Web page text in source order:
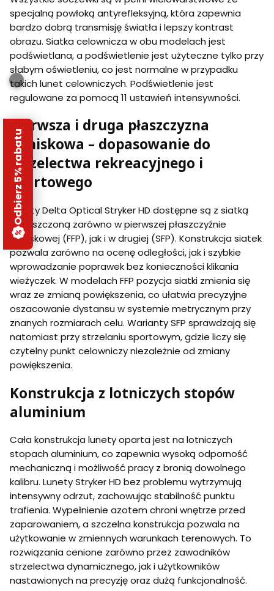
specjalną powłoką antyrefleksyjną, która zapewnia
bardzo dobrą transmisję światła i lepszy kontrast
obrazu. Siatka celownicza w obu modelach jest
podświetlana, a podświetlenie jest użyteczne tylko przy
słabym oświetleniu, co jest normalne w przypadku
takich lunet celowniczych. Podświetlenie jest
regulowane za pomocą 11 ustawień intensywności.
Pierwsza i druga płaszczyzna
ogniskowa – dopasowanie do
strzelectwa rekreacyjnego i
sportowego
Lunety Delta Optical Stryker HD dostępne są z siatką
umieszczoną zarówno w pierwszej płaszczyźnie
ogniskowej (FFP), jak i w drugiej (SFP). Konstrukcja siatek
pozwala zarówno na ocenę odległości, jak i szybkie
wprowadzanie poprawek bez konieczności klikania
wieżyczek. W modelach FFP pozycja siatki zmienia się
wraz ze zmianą powiększenia, co ułatwia precyzyjne
oszacowanie dystansu w systemie metrycznym przy
znanych rozmiarach celu. Warianty SFP sprawdzają się
natomiast przy strzelaniu sportowym, gdzie liczy się
czytelny punkt celowniczy niezależnie od zmiany
powiększenia.
Konstrukcja z lotniczych stopów
aluminium
Cała konstrukcja lunety oparta jest na lotniczych
stopach aluminium, co zapewnia wysoką odporność
mechaniczną i możliwość pracy z bronią dowolnego
kalibru. Lunety Stryker HD bez problemu wytrzymują
intensywny odrzut, zachowując stabilność punktu
trafienia. Wypełnienie azotem chroni wnętrze przed
zaparowaniem, a szczelna konstrukcja pozwala na
użytkowanie w zmiennych warunkach terenowych. To
rozwiązania cenione zarówno przez zawodników
strzelectwa dynamicznego, jak i użytkowników
nastawionych na precyzję oraz dużą funkcjonalność.
Odbierz 5% rabatu